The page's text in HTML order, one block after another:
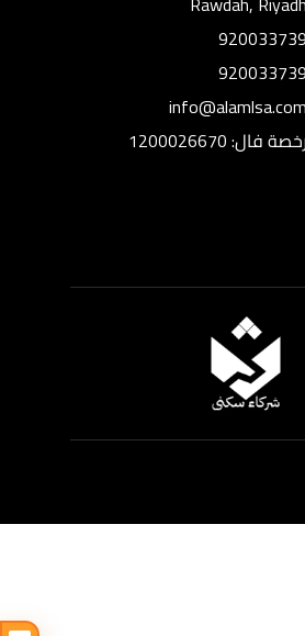
920033739
920033739
info@alamlsa.com
رخصة فال: 1200026670